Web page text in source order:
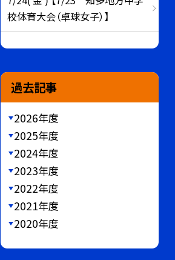
校体育大会（卓球女子）】
過去記事
2026年度
2025年度
2024年度
2023年度
2022年度
2021年度
2020年度